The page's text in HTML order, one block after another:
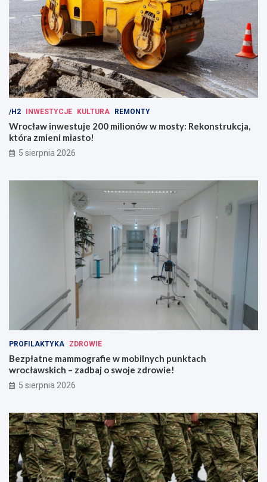
/H2 INWESTYCJE KULTURA REMONTY
Wrocław inwestuje 200 milionów w mosty: Rekonstrukcja,
która zmieni miasto!
5 sierpnia 2026
PROFILAKTYKA ZDROWIE
Bezpłatne mammografie w mobilnych punktach
wrocławskich – zadbaj o swoje zdrowie!
5 sierpnia 2026